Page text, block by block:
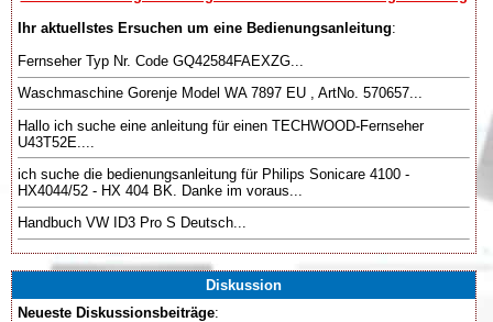
Ihr aktuellstes Ersuchen um eine Bedienungsanleitung:
Fernseher Typ Nr. Code GQ42584FAEXZG...
Waschmaschine Gorenje Model WA 7897 EU , ArtNo. 570657...
Hallo ich suche eine anleitung für einen TECHWOOD-Fernseher
U43T52E....
ich suche die bedienungsanleitung für Philips Sonicare 4100 -
HX4044/52 - HX 404 BK. Danke im voraus...
Handbuch VW ID3 Pro S Deutsch...
Diskussion
Neueste Diskussionsbeiträge: